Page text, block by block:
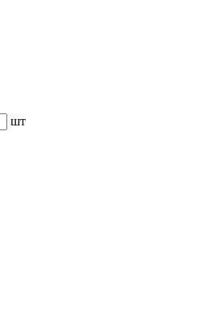
шт